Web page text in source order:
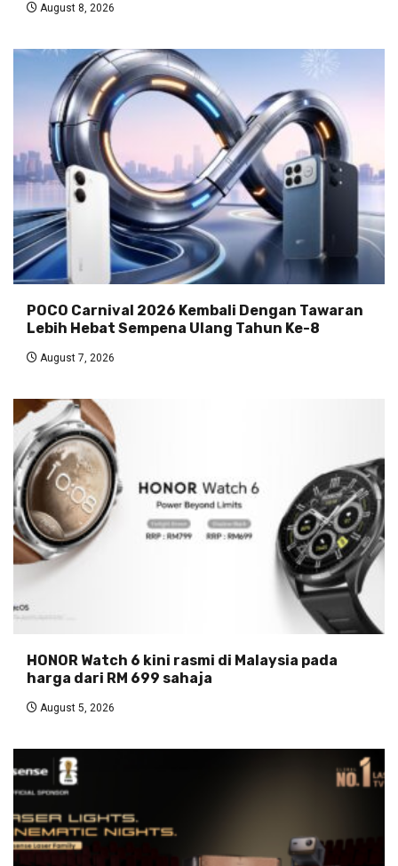
August 8, 2026
POCO Carnival 2026 Kembali Dengan Tawaran
Lebih Hebat Sempena Ulang Tahun Ke-8
August 7, 2026
HONOR Watch 6 kini rasmi di Malaysia pada
harga dari RM 699 sahaja
August 5, 2026